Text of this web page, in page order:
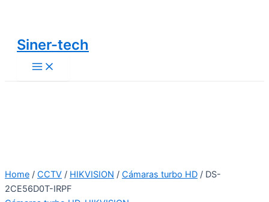
Siner-tech
Home / CCTV / HIKVISION / Cámaras turbo HD / DS-
2CE56D0T-IRPF